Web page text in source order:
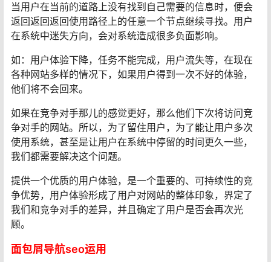
当用户在当前的道路上没有找到自己需要的信息时，便会
返回返回返回使用路径上的任意一个节点继续寻找。用户
在系统中迷失方向，会对系统造成很多负面影响。
如：用户体验下降，任务不能完成，用户流失等，在现在
各种网站多样的情况下，如果用户得到一次不好的体验，
他们将不会回来。
如果在竞争对手那儿的感觉更好，那么他们下次将访问竞
争对手的网站。所以，为了留住用户，为了能让用户多次
使用系统，甚至是让用户在系统中停留的时间更久一些，
我们都需要解决这个问题。
提供一个优质的用户体验，是一个重要的、可持续性的竞
争优势，用户体验形成了用户对网站的整体印象，界定了
我们和竞争对手的差异，并且确定了用户是否会再次光
顾。
面包屑导航seo运用